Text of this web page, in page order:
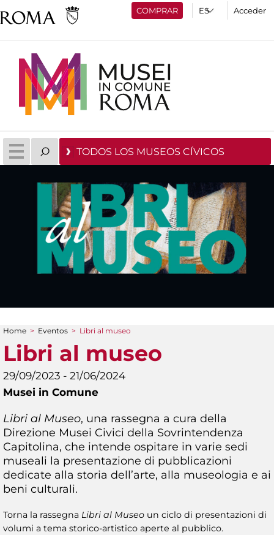
COMPRAR Acceder
TODOS LOS MUSEOS CÍVICOS
You are here
Home > Eventos > Libri al museo
Libri al museo
29/09/2023 - 21/06/2024
Musei in Comune
Libri al Museo, una rassegna a cura della
Direzione Musei Civici della Sovrintendenza
Capitolina, che intende ospitare in varie sedi
museali la presentazione di pubblicazioni
dedicate alla storia dell’arte, alla museologia e ai
beni culturali.
Torna la rassegna Libri al Museo un ciclo di presentazioni di
volumi a tema storico-artistico aperte al pubblico.